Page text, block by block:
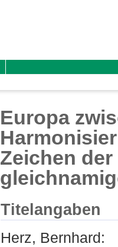
Europa
Zeichen
Titelangaben
Herz, Bernhard: